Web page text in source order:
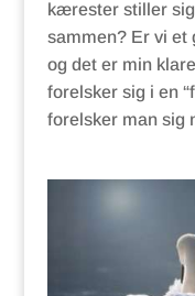
kærester stiller
sammen? Er vi et
og det er min
forelsker sig i en
forelsker man sig